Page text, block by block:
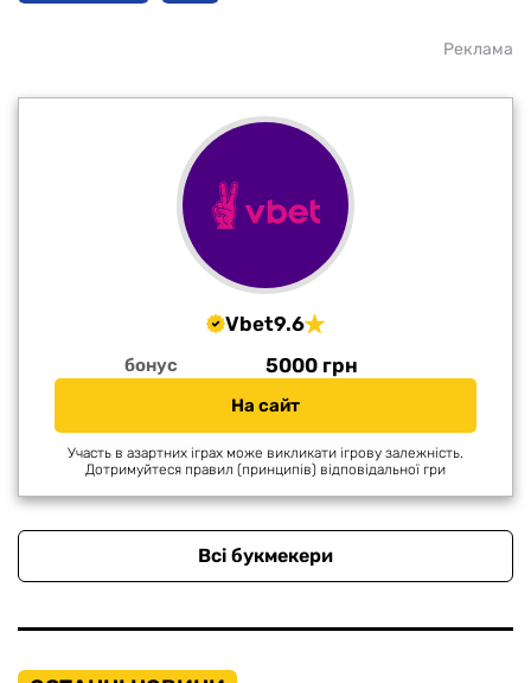
Реклама
Vbet9.6
бонус 5000 грн
На сайт
Участь в азартних іграх може викликати ігрову залежність.
Дотримуйтеся правил (принципів) відповідальної гри
Всі букмекери